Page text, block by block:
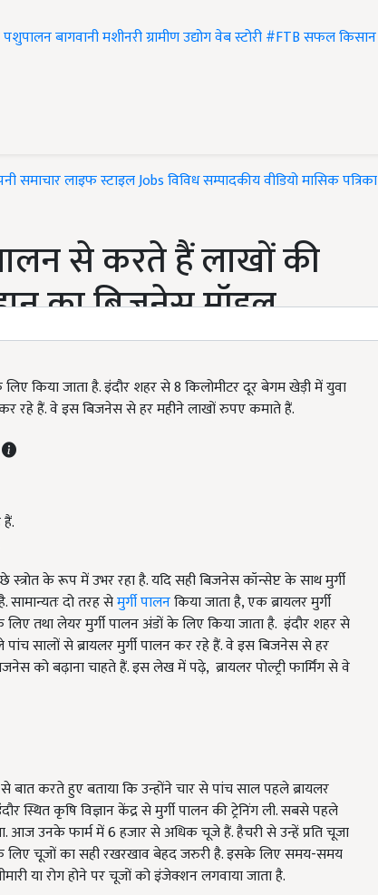
पशुपालनबागवानीमशीनरीग्रामीण उद्योगवेब स्टोरी#FTBसफल किसान
समाचारलाइफ स्टाइलJobsविविधसम्पादकीयवीडियोमासिक पत्रिका
से करते हैं लाखों की
का बिजनेस मॉडल
किया जाता है. इंदौर शहर से 8 किलोमीटर दूर बेगम खेड़ी में युवा
कर रहे हैं. वे इस बिजनेस से हर महीने लाखों रुपए कमाते हैं.
के रूप में उभर रहा है. यदि सही बिजनेस कॉन्सेप्ट के साथ मुर्गी
दो तरह सेमुर्गी पालनकिया जाता है, एक ब्रायलर मुर्गी
तथा लेयर मुर्गी पालन अंडों के लिए किया जाता है. इंदौर शहर से
सालों से ब्रायलर मुर्गी पालन कर रहे हैं. वे इस बिजनेस से हर
को बढ़ाना चाहते हैं. इस लेख में पढ़े, ब्रायलर पोल्ट्री फार्मिंग से वे
से बात करते हुए बताया कि उन्होंने चार से पांच साल पहले ब्रायलर
स्थित कृषि विज्ञान केंद्र से मुर्गी पालन की ट्रेनिंग ली. सबसे पहले
आज उनके फार्म में 6 हजार से अधिक चूजे हैं. हैचरी से उन्हें प्रति चूजा
चूजों का सही रखरखाव बेहद जरुरी है. इसके लिए समय-समय
या रोग होने पर चूजों को इंजेक्शन लगवाया जाता है.